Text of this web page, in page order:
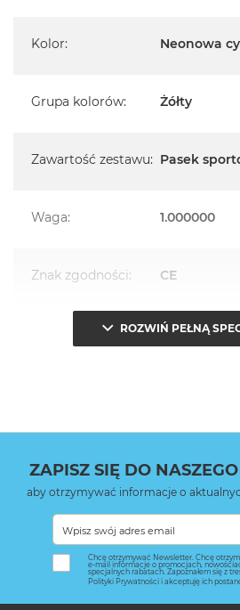
Kolor: Neonowa
Grupa kolorów: Żółty
Zawartość zestawu: Pasek
Waga: 1.000000
Znak zgodności: CE
Opakowanie
(pudełko):
Serwisowe
ROZWIŃ PEŁNĄ
ZAPISZ SIĘ DO
aby otrzymywać informacje o
Chcę otrzymywać Newsletter. Chcę
e-mail informacje o promocjach,
specjalnych rabatach. Zapoznałem się z
Polityki Prywatności i akceptuję ich